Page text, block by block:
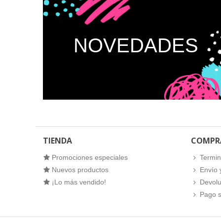
NOVEDADES
TIENDA
Promociones especiales
Nuevos productos
¡Lo más vendido!
Envío
Pago